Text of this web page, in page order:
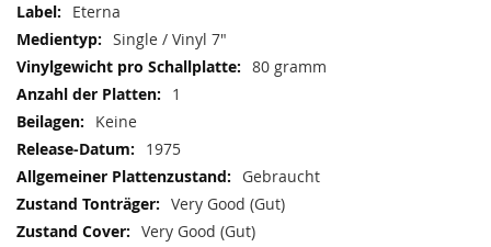
Eterna
Single / Vinyl 7"
80 gramm
1
Keine
1975
Gebraucht
Very Good (Gut)
Very Good (Gut)